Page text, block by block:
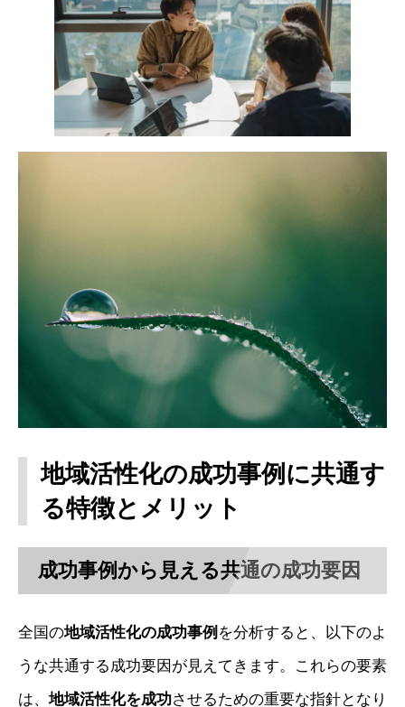
地域活性化の成功事例に共通す
る特徴とメリット
成功事例から見える共通の成功要因
全国の地域活性化の成功事例 を分析すると、以下のよ
うな共通する成功要因が見えてきます。これらの要素
は、 地域活性化を成功させるための重要な指針となり